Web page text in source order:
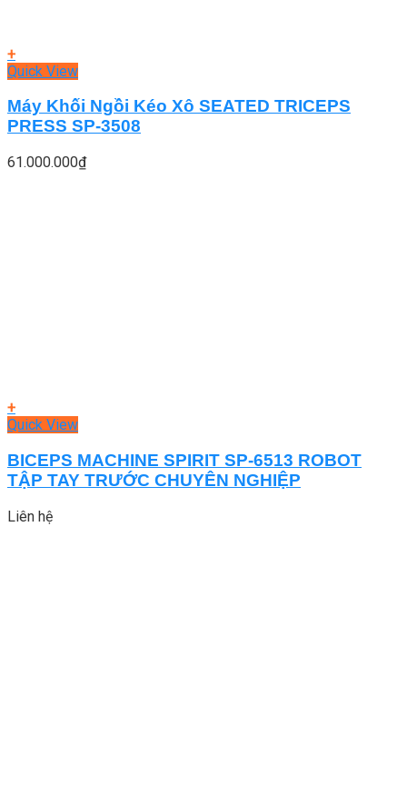
+
Quick View
Máy Khối Ngồi Kéo Xô SEATED TRICEPS
PRESS SP-3508
61.000.000₫
+
Quick View
BICEPS MACHINE SPIRIT SP-6513 ROBOT
TẬP TAY TRƯỚC CHUYÊN NGHIỆP
Liên hệ